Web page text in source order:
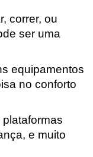
correr, ou
ser uma
equipamentos
no conforto
e muito